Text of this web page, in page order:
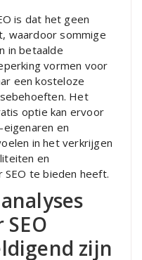
is dat het geen
waardoor sommige
in betaalde
vormen voor
een kosteloze
Het
optie kan ervoor
en
in het verkrijgen
en
SEO te bieden heeft.
zijn